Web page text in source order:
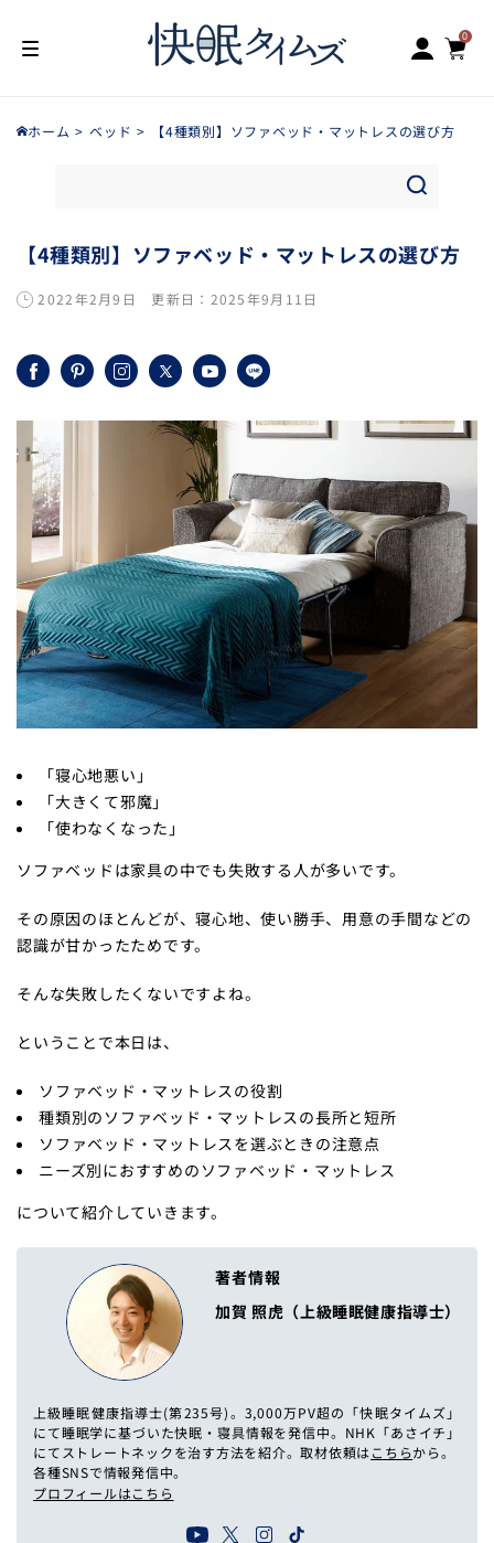
グ
イ
ー
0
ア
イ
テ
ム
ホーム ベッド 【4種類別】ソファベッド・マットレスの選び方
【4種類別】ソファベッド・マットレスの選び方
2022年2月9日 更新日： 2025年9月11日
FacebookPinterestInstagram
X
YouTube
LINE
「寝心地悪い」
「大きくて邪魔」
「使わなくなった」
ソファベッドは家具の中でも失敗する人が多いです。
その原因のほとんどが、寝心地、使い勝手、用意の手間などの
認識が甘かったためです。
そんな失敗したくないですよね。
ということで本日は、
ソファベッド・マットレスの役割
種類別のソファベッド・マットレスの長所と短所
ソファベッド・マットレスを選ぶときの注意点
ニーズ別におすすめのソファベッド・マットレス
について紹介していきます。
著者情報
加賀 照虎（上級睡眠健康指導士）
上級睡眠健康指導士(第235号)。3,000万PV超の「快眠タイムズ」
にて睡眠学に基づいた快眠・寝具情報を発信中。NHK「あさイチ」
にてストレートネックを治す方法を紹介。取材依頼はこちらから。
各種SNSで情報発信中。
プロフィールはこちら